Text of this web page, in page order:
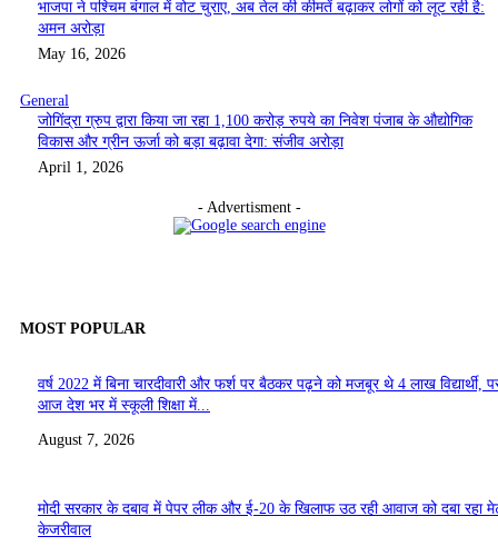
भाजपा ने पश्चिम बंगाल में वोट चुराए, अब तेल की कीमतें बढ़ाकर लोगों को लूट रही है:
अमन अरोड़ा
May 16, 2026
General
जोगिंद्रा ग्रुप द्वारा किया जा रहा 1,100 करोड़ रुपये का निवेश पंजाब के औद्योगिक
विकास और ग्रीन ऊर्जा को बड़ा बढ़ावा देगा: संजीव अरोड़ा
April 1, 2026
- Advertisment -
MOST POPULAR
वर्ष 2022 में बिना चारदीवारी और फर्श पर बैठकर पढ़ने को मजबूर थे 4 लाख विद्यार्थी,
आज देश भर में स्कूली शिक्षा में...
August 7, 2026
मोदी सरकार के दबाव में पेपर लीक और ई-20 के खिलाफ उठ रही आवाज को दबा रहा
केजरीवाल